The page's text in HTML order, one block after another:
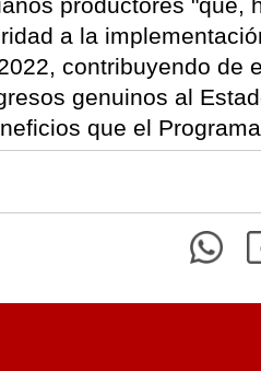
a la
contribuyendo de
genuinos al
que el